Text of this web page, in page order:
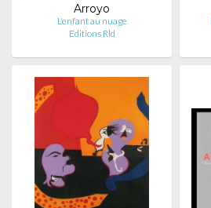
Arroyo
L'enfant au nuage
Editions Rld